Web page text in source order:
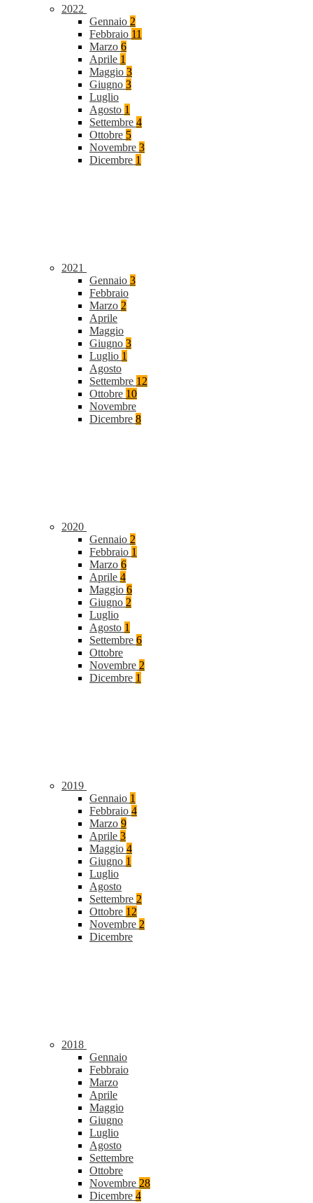
2022
Gennaio 2
Febbraio 11
Marzo 6
Aprile 1
Maggio 3
Giugno 3
Luglio
Agosto 1
Settembre 4
Ottobre 5
Novembre 3
Dicembre 1
2021
Gennaio 3
Febbraio
Marzo 2
Aprile
Maggio
Giugno 3
Luglio 1
Agosto
Settembre 12
Ottobre 10
Novembre
Dicembre 8
2020
Gennaio 2
Febbraio 1
Marzo 6
Aprile 4
Maggio 6
Giugno 2
Luglio
Agosto 1
Settembre 6
Ottobre
Novembre 2
Dicembre 1
2019
Gennaio 1
Febbraio 4
Marzo 9
Aprile 3
Maggio 4
Giugno 1
Luglio
Agosto
Settembre 2
Ottobre 12
Novembre 2
Dicembre
2018
Gennaio
Febbraio
Marzo
Aprile
Maggio
Giugno
Luglio
Agosto
Settembre
Ottobre
Novembre 28
Dicembre 4